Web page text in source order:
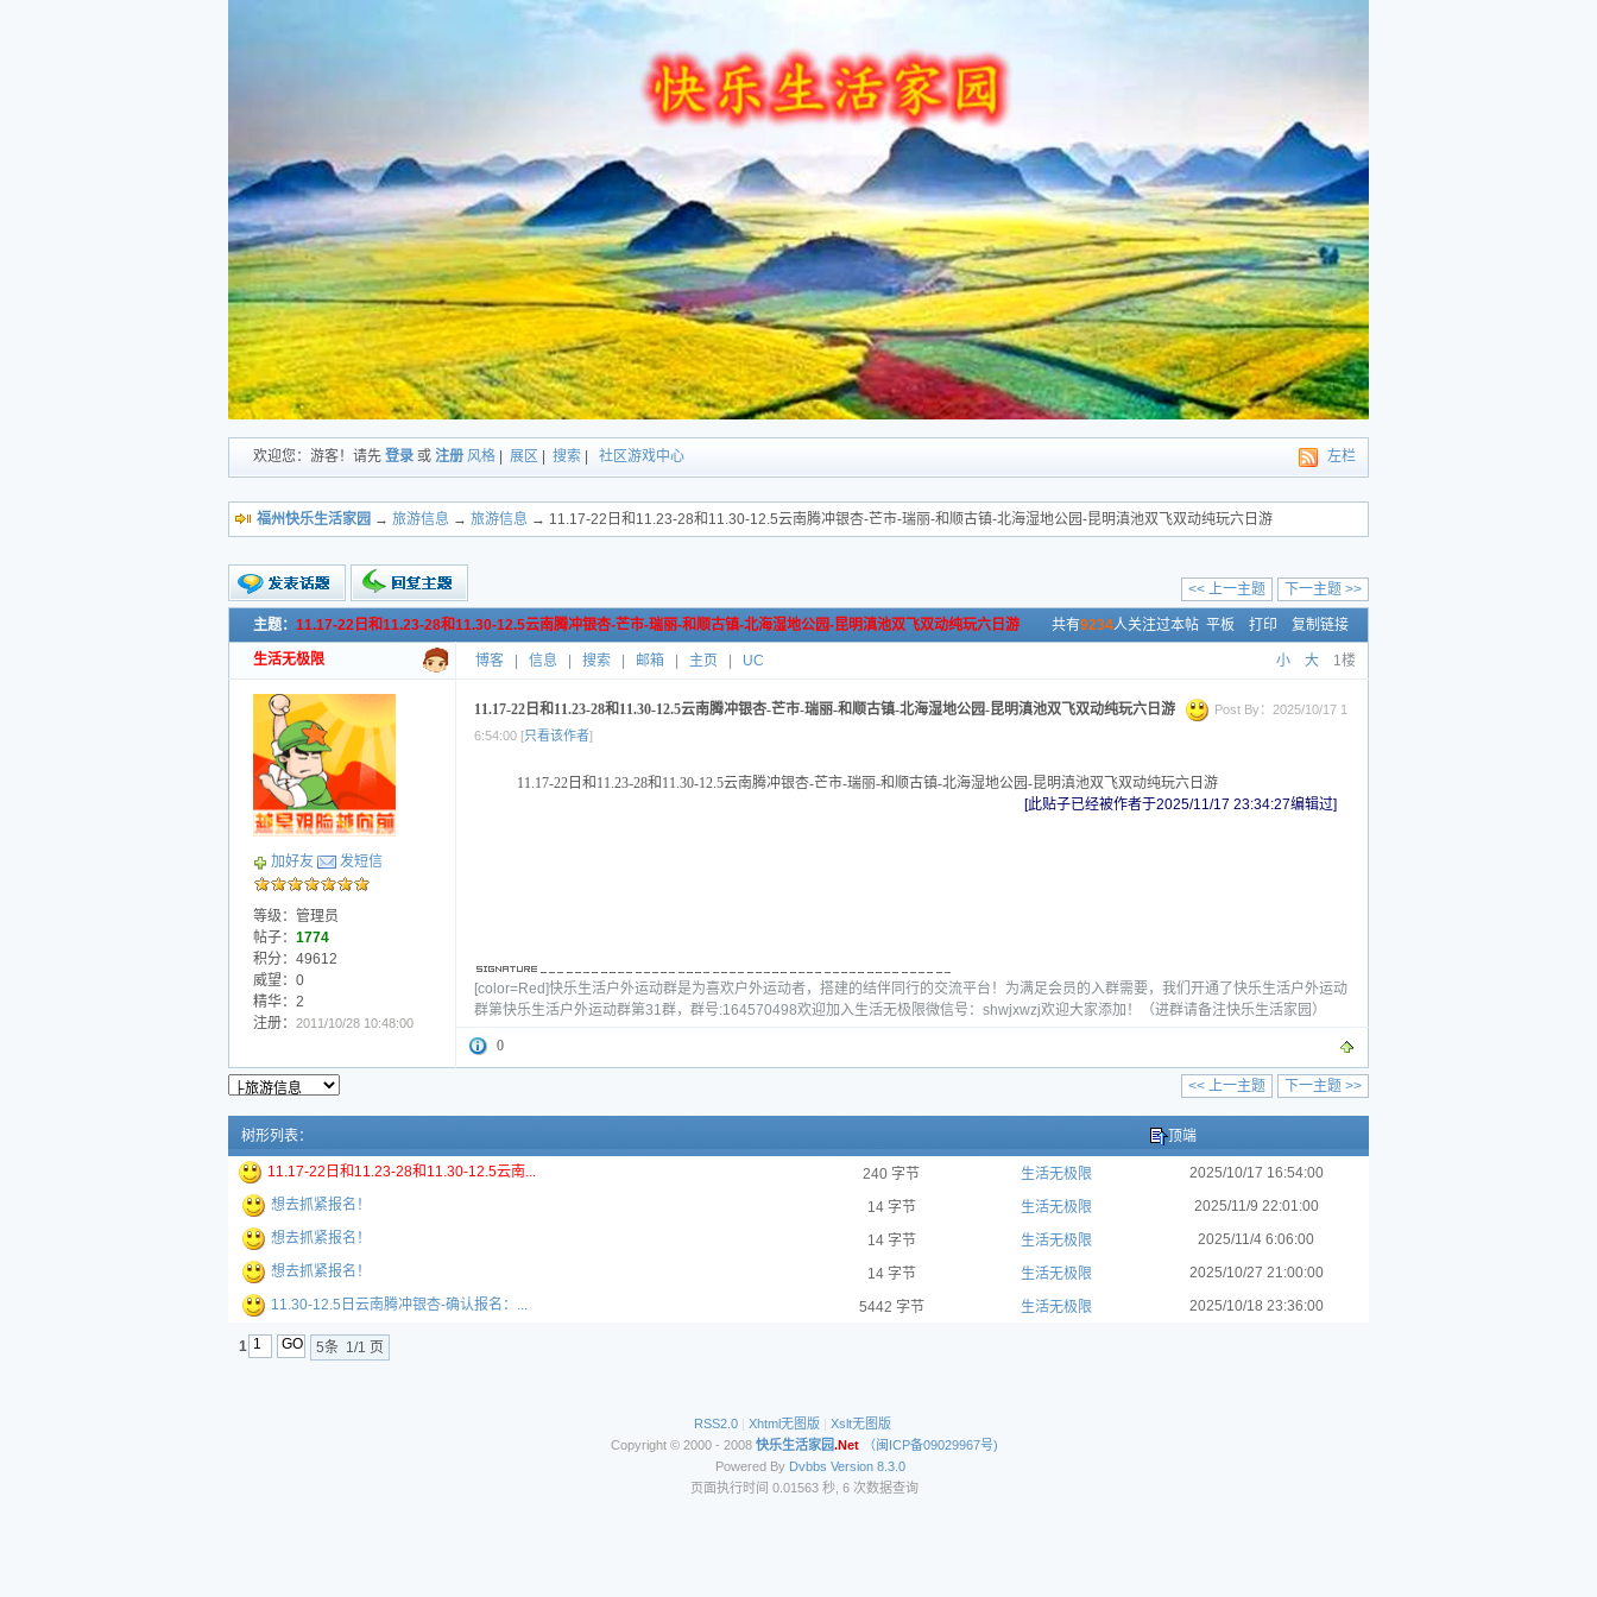
左栏
欢迎您：游客！请先 登录 或 注册 风格 展区 搜索| 社区游戏中心
福州快乐生活家园 → 旅游信息→ 旅游信息→ 11.17-22日和11.23-28和11.30-12.5云南腾冲银杏-芒市-瑞丽-和顺古镇-北海湿地公园-昆明滇池双飞双动纯玩六日游
新的主题
投票帖
交易帖
小字报
下一主题 >>
<< 上一主题
共有9234人关注过本帖 平板 打印 复制链接
主题： 11.17-22日和11.23-28和11.30-12.5云南腾冲银杏-芒市-瑞丽-和顺古镇-北海湿地公园-昆明滇池双飞双动纯玩六日游
生活无极限 小 大 1楼
博客 信息 搜索 邮箱 主页 UC
加好友 发短信
等级：管理员
帖子： 1774
积分：49612
威望：0
精华：2
注册： 2011/10/28 10:48:00
11.17-22日和11.23-28和11.30-12.5云南腾冲银杏-芒市-瑞丽-和顺古镇-北海湿地公园-昆明滇池双飞双动纯玩六日游
Post By：2025/10/17 1
6:54:00 [只看该作者]
11.17-22日和11.23-28和11.30-12.5云南腾冲银杏-芒市-瑞丽-和顺古镇-北海湿地公园-昆明滇池双飞双动纯玩六日游
[此贴子已经被作者于2025/11/17 23:34:27编辑过]
[color=Red]快乐生活户外运动群是为喜欢户外运动者，搭建的结伴同行的交流平台！为满足会员的入群需要，我们开通了快乐生活户外运动
群第快乐生活户外运动群第31群，群号:164570498欢迎加入生活无极限微信号：shwjxwzj欢迎大家添加！（进群请备注快乐生活家园）
0
下一主题 >>
<< 上一主题
树形列表： 顶端
11.17-22日和11.23-28和11.30-12.5云南... 240 字节 生活无极限
2025/10/17 16:54:00
想去抓紧报名！
14 字节 生活无极限
2025/11/9 22:01:00
想去抓紧报名！
14 字节 生活无极限
2025/11/4 6:06:00
想去抓紧报名！
14 字节 生活无极限
2025/10/27 21:00:00
11.30-12.5日云南腾冲银杏-确认报名：...
5442 字节 生活无极限 2025/10/18 23:36:00
1 5条 1/1 页
RSS2.0 | Xhtml无图版 | Xslt无图版
Copyright © 2000 - 2008 快乐生活家园.Net （闽ICP备09029967号)
Powered By Dvbbs Version 8.3.0
页面执行时间 0.01563 秒, 6 次数据查询